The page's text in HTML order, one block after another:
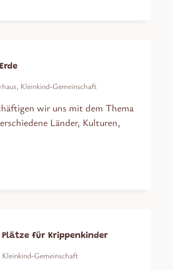
, Kleinkind-Gemeinschaft
wir uns mit dem Thema
Länder, Kulturen,
für Krippenkinder
Kleinkind-Gemeinschaft